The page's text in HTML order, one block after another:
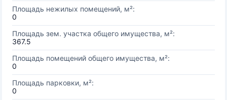
Площадь нежилых помещений, м²:
0
Площадь зем. участка общего имущества, м²:
367.5
Площадь помещений общего имущества, м²:
0
Площадь парковки, м²:
0